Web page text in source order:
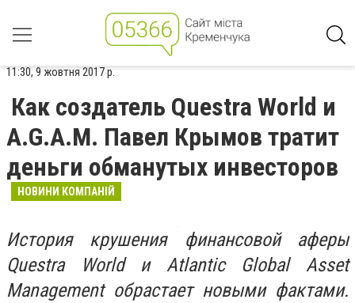
11:30, 9 жовтня 2017 р.
Как создатель Questra World и
A.G.A.M. Павел Крымов тратит
деньги обманутых инвесторов
НОВИНИ КОМПАНІЙ
История крушения финансовой аферы
Questra World и Atlantic Global Asset
Management обрастает новыми фактами.